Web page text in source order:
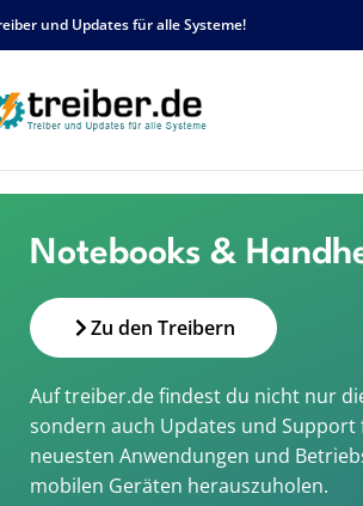
und Updates für alle Systeme!
Notebooks &
Zu den Treibern
Auf treiber.de findest du nicht nur
sondern auch Updates und
neuesten Anwendungen und
mobilen Geräten herauszuholen.